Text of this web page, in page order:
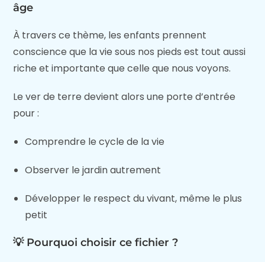
âge
À travers ce thème, les enfants prennent
conscience que la vie sous nos pieds est tout aussi
riche et importante que celle que nous voyons.
Le ver de terre devient alors une porte d’entrée
pour :
Comprendre le cycle de la vie
Observer le jardin autrement
Développer le respect du vivant, même le plus
petit
💡 Pourquoi choisir ce fichier ?